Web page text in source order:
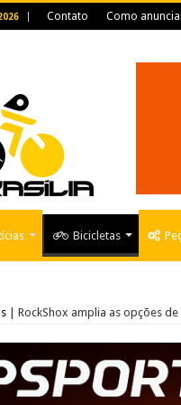
Contato Como
Bicicletas
RockShox amplia as opções